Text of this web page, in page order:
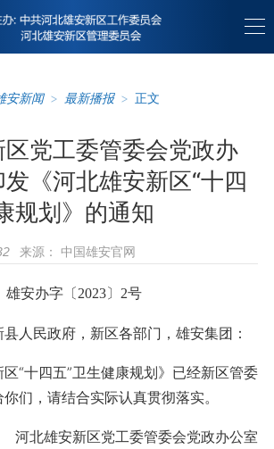
安新闻 > 最新播报 > 正文
党工委管委会党政办
《河北雄安新区“十四
规划》的通知
来源： 中国雄安官网
雄安办字〔2023〕2号
人民政府，新区各部门，雄安集团：
十四五”卫生健康规划》已经新区管委
们，请结合实际认真贯彻落实。
河北雄安新区党工委管委会党政办公室